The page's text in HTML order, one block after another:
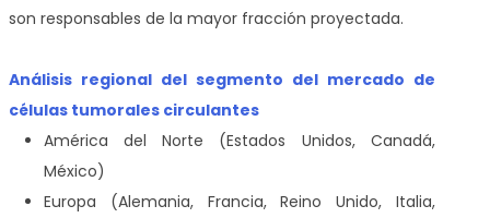
son responsables de la mayor fracción proyectada.
Análisis regional del segmento del mercado de
células tumorales circulantes
América del Norte (Estados Unidos, Canadá,
México)
Europa (Alemania, Francia, Reino Unido, Italia,